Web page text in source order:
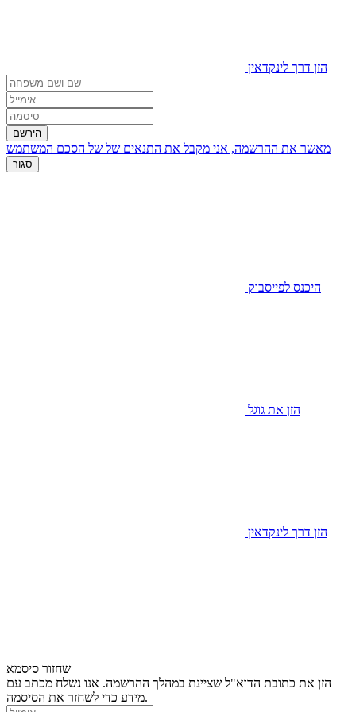
הזן דרך לינקדאין
הירשם
מאשר את ההרשמה, אני מקבל את התנאים של של הסכם המשתמש
סגור
היכנס לפייסבוק
הזן את גוגל
הזן דרך לינקדאין
שחזור סיסמא
הזן את כתובת הדוא"ל שציינת במהלך ההרשמה. אנו נשלח מכתב עם
מידע כדי לשחזר את הסיסמה.